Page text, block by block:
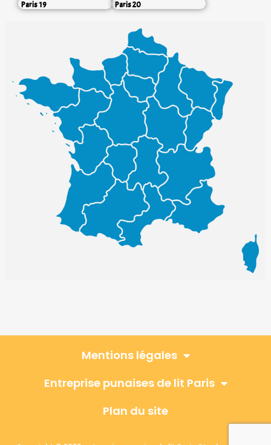
Paris 19 Paris 20
Mentions légales
Entreprise punaises de lit Paris
Plan du site